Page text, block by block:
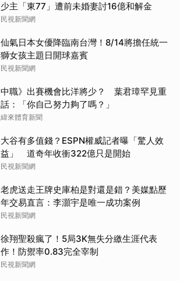
少主「東77」遭前未婚妻討16億和解金
民視新聞網
仙氣日本女優降臨南台灣！8/14將擔任統一
獅女孩主題日開球嘉賓
民視新聞網
中職》出賽機會比洋將少？ 葉君璋罕見重
話：「你自己努力夠了嗎？」
緯來體育新聞
大谷有多值錢？ESPN權威記者曝「驚人效
益」 道奇年收衝322億只是開始
民視新聞網
老虎送走王牌史庫柏是對還是錯？美媒點歷
年交易直言：李灝宇是唯一成功案例
民視新聞網
徐翔聖殺瘋了！5局3K無失分繳生涯代表
作！防禦率0.83完全宰制
民視新聞網